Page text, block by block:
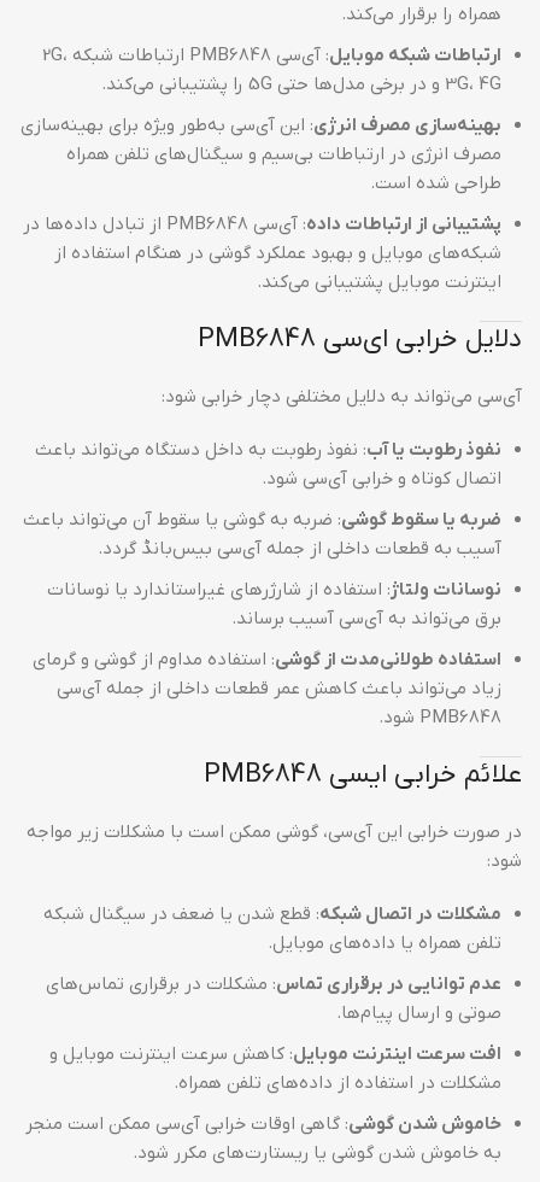
همراه را برقرار می‌کند.
ارتباطات شبکه موبایل
: آی‌سی PMB6848 ارتباطات شبکه 2G،
3G، 4G و در برخی مدل‌ها حتی 5G را پشتیبانی می‌کند.
بهینه‌سازی مصرف انرژی: این آی‌سی به‌طور ویژه برای بهینه‌سازی
مصرف انرژی در ارتباطات بی‌سیم و سیگنال‌های تلفن همراه
طراحی شده است.
پشتیبانی از ارتباطات داده
: آی‌سی PMB6848 از تبادل داده‌ها در
شبکه‌های موبایل و بهبود عملکرد گوشی در هنگام استفاده از
اینترنت موبایل پشتیبانی می‌کند.
دلایل خرابی ای‌سی PMB6848
آی‌سی می‌تواند به دلایل مختلفی دچار خرابی شود:
نفوذ رطوبت یا آب: نفوذ رطوبت به داخل دستگاه می‌تواند باعث
اتصال کوتاه و خرابی آی‌سی شود.
ضربه یا سقوط گوشی: ضربه به گوشی یا سقوط آن می‌تواند باعث
آسیب به قطعات داخلی از جمله آی‌سی بیس‌بانڈ گردد.
نوسانات ولتاژ: استفاده از شارژرهای غیراستاندارد یا نوسانات
برق می‌تواند به آی‌سی آسیب برساند.
استفاده طولانی‌مدت از گوشی: استفاده مداوم از گوشی و گرمای
زیاد می‌تواند باعث کاهش عمر قطعات داخلی از جمله آی‌سی
PMB6848 شود.
علائم خرابی ایسی PMB6848
در صورت خرابی این آی‌سی، گوشی ممکن است با مشکلات زیر مواجه
شود:
مشکلات در اتصال شبکه: قطع شدن یا ضعف در سیگنال شبکه
تلفن همراه یا داده‌های موبایل.
عدم توانایی در برقراری تماس: مشکلات در برقراری تماس‌های
صوتی و ارسال پیام‌ها.
افت سرعت اینترنت موبایل: کاهش سرعت اینترنت موبایل و
مشکلات در استفاده از داده‌های تلفن همراه.
خاموش شدن گوشی: گاهی اوقات خرابی آی‌سی ممکن است منجر
به خاموش شدن گوشی یا ریستارت‌های مکرر شود.